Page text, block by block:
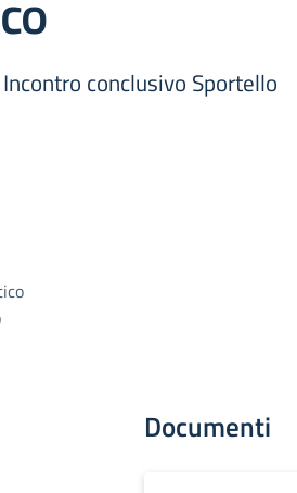
conclusivo Sportello
Documenti